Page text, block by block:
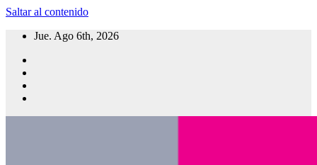
Saltar al contenido
Jue. Ago 6th, 2026